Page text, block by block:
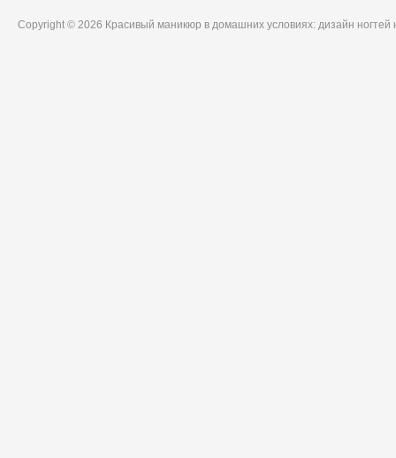
Copyright © 2026 Красивый маникюр в домашних условиях: дизайн